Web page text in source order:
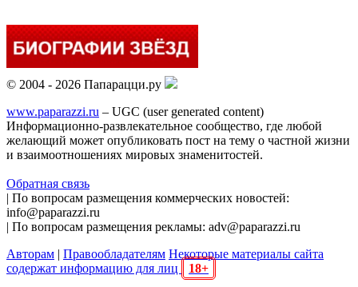
© 2004 - 2026 Папарацци.ру
www.paparazzi.ru – UGC (user generated content)
Информационно-развлекательное сообщество, где любой
желающий может опубликовать пост на тему о частной жизни
и взаимоотношениях мировых знаменитостей.
Обратная связь
| По вопросам размещения коммерческих новостей:
info@paparazzi.ru
| По вопросам размещения рекламы: adv@paparazzi.ru
Авторам | Правообладателям Некоторые материалы сайта
содержат информацию для лиц
18+